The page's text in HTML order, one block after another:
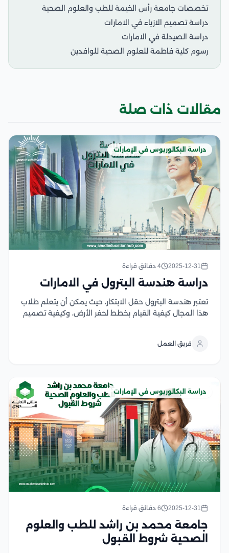
تخصصات جامعة رأس الخيمة للطب والعلوم الصحية
دراسة تصميم الازياء في الامارات
دراسة الصيدلة في الامارات
رسوم كلية فاطمة للعلوم الصحية للوافدين
مقالات ذات صلة
دراسة البكالوريوس في الإمارات
2025-12-31 4 دقائق قراءة
دراسة هندسة البترول في الامارات
تعتبر هندسة البترول حقل الابتكار، حيث يمكن أن يتعلم طلاب
هذا المجال كيفية القيام بخطط لحفر الأرض، وكيفية تصميم
يهتم هذا التخصص بإنتاج واكتشاف...
فريق العمل
دراسة البكالوريوس في الإمارات
2025-12-31 6 دقائق قراءة
جامعة محمد بن راشد للطب والعلوم
الصحية شروط القبول